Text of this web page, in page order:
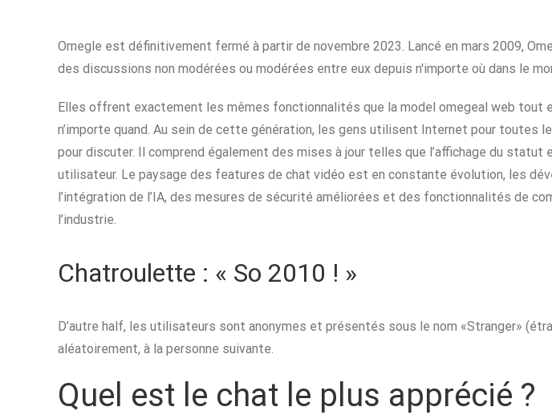
Omegle est définitivement fermé à partir de novembre 2023. Lancé en mars 2009,
des discussions non modérées ou modérées entre eux depuis n'importe où dans le
Elles offrent exactement les mêmes fonctionnalités que la model omegeal web tout
n’importe quand. Au sein de cette génération, les gens utilisent Internet pour
pour discuter. Il comprend également des mises à jour telles que l’affichage du
utilisateur. Le paysage des features de chat vidéo est en constante évolution, les
l’intégration de l’IA, des mesures de sécurité améliorées et des fonctionnalités de
l’industrie.
Chatroulette : « So 2010 ! »
D’autre half, les utilisateurs sont anonymes et présentés sous le nom «Stranger»
aléatoirement, à la personne suivante.
Quel est le chat le plus apprécié ?